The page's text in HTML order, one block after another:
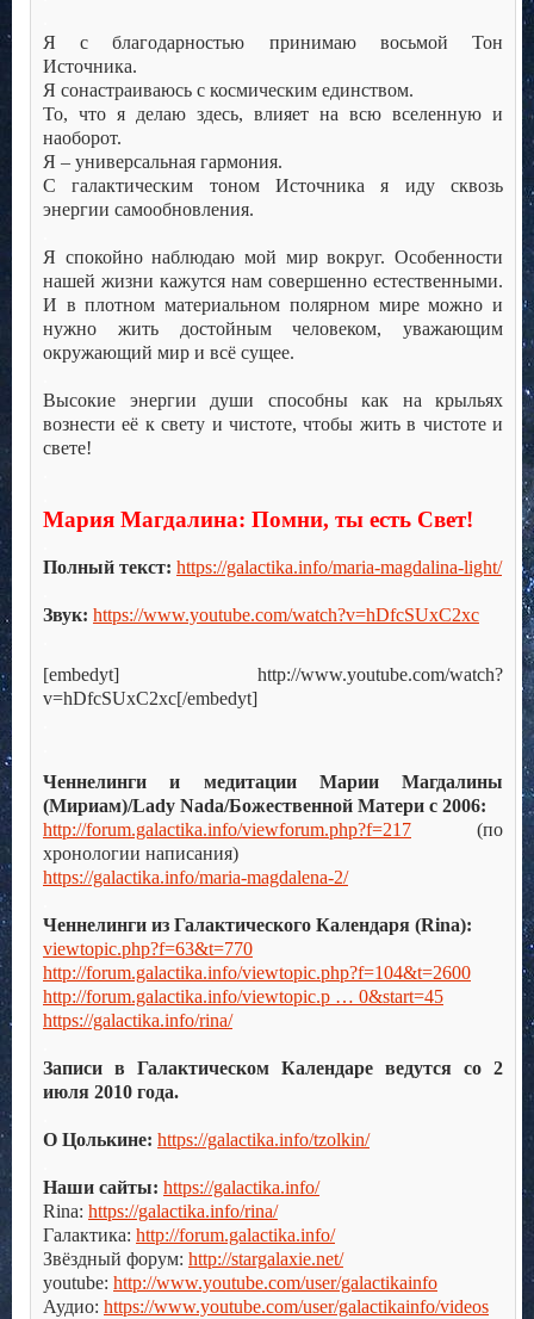
Я с благодарностью принимаю восьмой Тон
Источника.
Я сонастраиваюсь с космическим единством.
То, что я делаю здесь, влияет на всю вселенную и
наоборот.
Я – универсальная гармония.
С галактическим тоном Источника я иду сквозь
энергии самообновления.
Я спокойно наблюдаю мой мир вокруг. Особенности
нашей жизни кажутся нам совершенно естественными.
И в плотном материальном полярном мире можно и
нужно жить достойным человеком, уважающим
окружающий мир и всё сущее.
Высокие энергии души способны как на крыльях
вознести её к свету и чистоте, чтобы жить в чистоте и
свете!
Мария Магдалина: Помни, ты есть Свет!
Полный текст: https://galactika.info/maria-magdalina-light/
Звук: https://www.youtube.com/watch?v=hDfcSUxC2xc
[embedyt] http://www.youtube.com/watch?
v=hDfcSUxC2xc[/embedyt]
Ченнелинги и медитации Марии Магдалины
(Мириам)/Lady Nada/Божественной Матери с 2006:
http://forum.galactika.info/viewforum.php?f=217 (по
хронологии написания)
https://galactika.info/maria-magdalena-2/
Ченнелинги из Галактического Календаря (Rina):
viewtopic.php?f=63&t=770
http://forum.galactika.info/viewtopic.php?f=104&t=2600
http://forum.galactika.info/viewtopic.p … 0&start=45
https://galactika.info/rina/
Записи в Галактическом Календаре ведутся со 2
июля 2010 года.
О Цолькине: https://galactika.info/tzolkin/
Наши сайты: https://galactika.info/
Rina: https://galactika.info/rina/
Галактика: http://forum.galactika.info/
Звёздный форум: http://stargalaxie.net/
youtube: http://www.youtube.com/user/galactikainfo
Аудио: https://www.youtube.com/user/galactikainfo/videos